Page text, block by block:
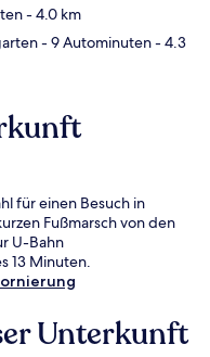
- 4.0 km
- 9 Autominuten- 4.3
für einen Besuch in
Fußmarsch von den
U-Bahn
13 Minuten.
Unterkunft